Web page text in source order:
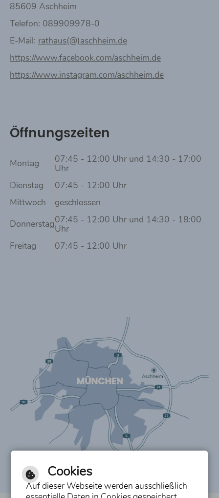
85609 Aschheim
Telefon: 089909978-0
E-Mail: rathaus(@)aschheim.de
https://www.facebook.com/aschheim.de
https://www.instagram.com/aschheim.de
Öffnungszeiten
Montag 07:45 - 12:00 Uhr und 14:30 - 17:00
Uhr
Dienstag
07:45 - 12:00 Uhr
Mittwoch
geschlossen
Donnerstag07:45 - 12:00 Uhr und 14:30 - 18:00
Uhr
Freitag
07:45 - 12:00 Uhr
Cookies
Auf dieser Webseite werden ausschließlich